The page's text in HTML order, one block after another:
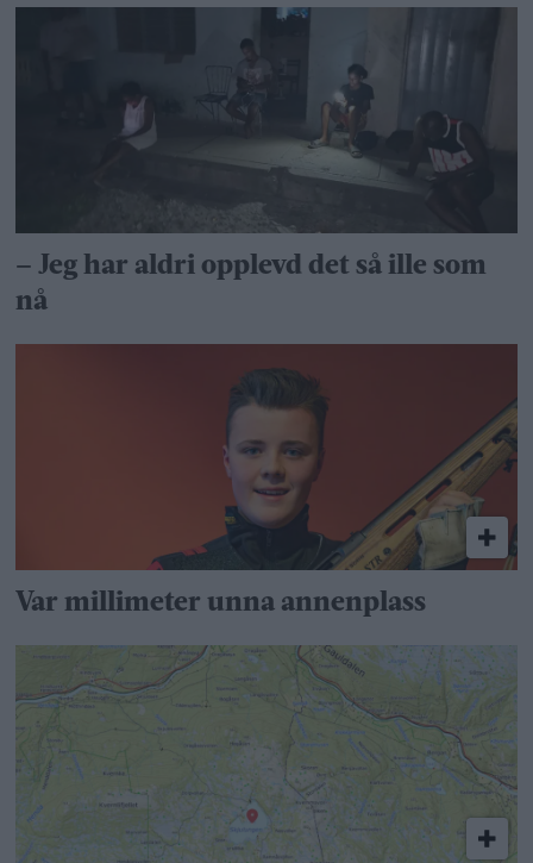
– Jeg har aldri opplevd det så ille som
nå
Var millimeter unna annenplass